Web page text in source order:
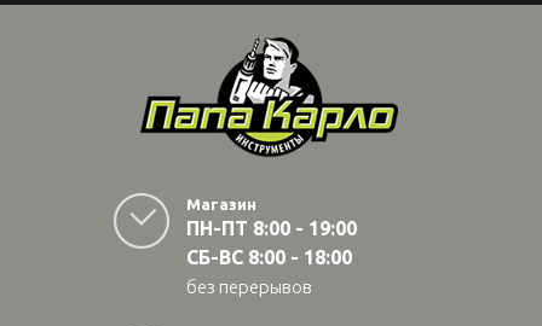
Магазин
ПН-ПТ 8:00 - 19:00
СБ-ВС 8:00 - 18:00
без перерывов